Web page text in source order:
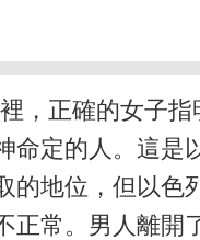
，正確的女子指
命定的人。這是
的地位，但以色
正常。男人離開